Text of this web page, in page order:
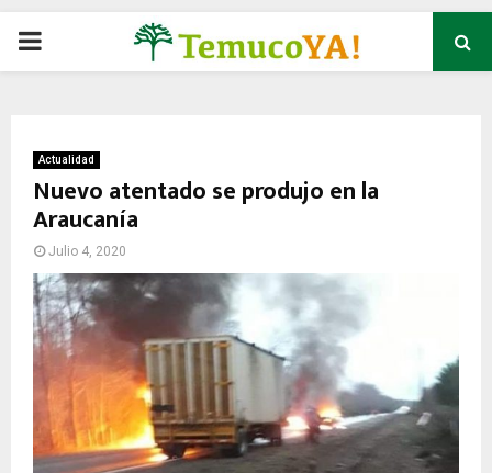
P
M
A
R
M
Actualidad
Nuevo atentado se produjo en la
Araucanía
Julio 4, 2020